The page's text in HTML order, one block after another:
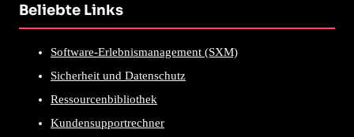
Beliebte Links
Software-Erlebnismanagement (SXM)
Sicherheit und Datenschutz
Ressourcenbibliothek
Kundensupportrechner